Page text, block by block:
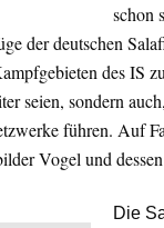
schon
der deutschen
des IS
seien, sondern
führen. Auf
Vogel und
Die